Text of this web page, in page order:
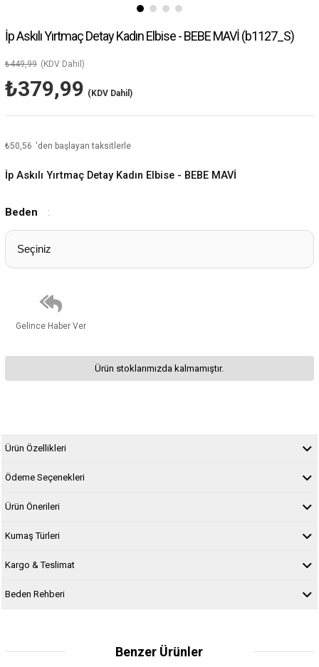
İp Askılı Yırtmaç Detay Kadın Elbise - BEBE MAVİ(b1127_S)
₺449,99 (KDV Dahil)
₺379,99 (KDV Dahil)
₺50,56 'den başlayan taksitlerle
İp Askılı Yırtmaç Detay Kadın Elbise - BEBE MAVİ
Beden :
Gelince Haber Ver
Ürün stoklarımızda kalmamıştır.
Ürün Özellikleri
Ödeme Seçenekleri
Ürün Önerileri
Kumaş Türleri
Kargo & Teslimat
Beden Rehberi
Benzer Ürünler